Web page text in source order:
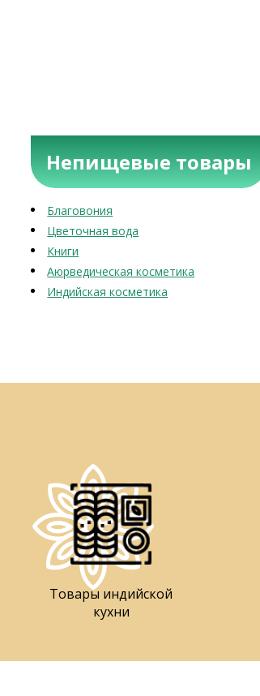
Непищевые товары
Благовония
Цветочная вода
Книги
Аюрведическая косметика
Индийская косметика
Товары индийской
кухни